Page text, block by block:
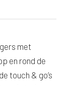
met
en rond de
touch & go’s